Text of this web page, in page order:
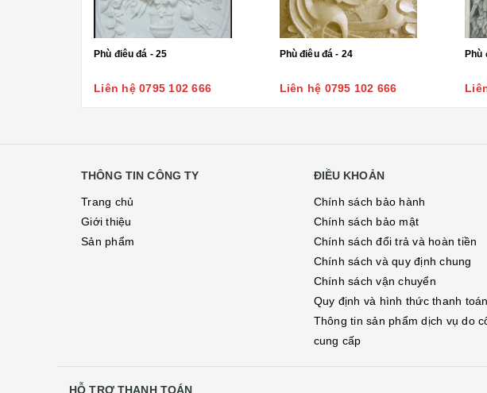
Phù điêu đá - 25
Liên hệ 0795 102 666
Phù điêu đá - 24
Liên hệ 0795 102 666
Phù
THÔNG TIN CÔNG TY
Trang chủ
Giới thiệu
Sản phẩm
ĐIỀU KHOẢN
Chính sách bảo hành
Chính sách bảo mật
Chính sách đổi trả và hoàn tiền
Chính sách và quy định chung
Chính sách vận chuyển
Quy định và hình thức thanh toán
Thông tin sản phẩm dịch vụ do
cung cấp
HỖ TRỢ THANH TOÁN